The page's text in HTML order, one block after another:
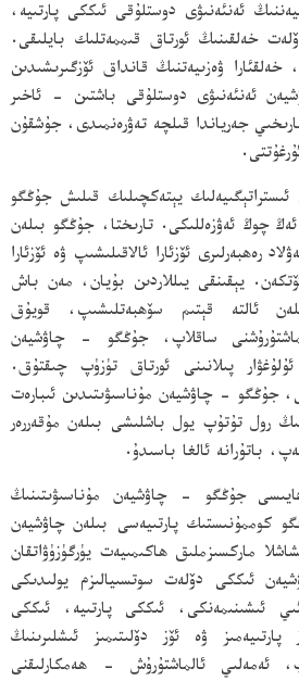
ئەنئەنىۋى دوستلۇقى ئىككى پارتىيە،
خەلقىنىڭ ئورتاق قىممەتلىك بايلىقى.
ۋەزىيەتنىڭ قانداق ئۆزگىرىشىدىن
ئەنئەنىۋى دوستلۇقى باشتىن - ئاخىر
جەرياندا قىلچە تەۋرەنمىدى، جۇشقۇن
يېتەكچىلىك قىلىش جۇڭگو
چوڭ ئەۋزەللىكى. تارىختا، جۇڭگو بىلەن
رەھبەرلىرى ئۆزئارا ئالاقىلىشىپ ۋە ئۆزئارا
يېقىنقى يىللاردىن بۇيان، مەن باش
ئالتە قېتىم سۆھبەتلىشىپ، قويۇق
ساقلاپ، جۇڭگو - چاۋشيەن
ئۇلۇغۋار پىلانىنى ئورتاق تۈزۈپ چىقتۇق.
جۇڭگو - چاۋشيەن مۇناسىۋىتىدىن ئىبارەت
رول تۇتۇپ يول باشلىشى بىلەن مۇقەررەر
باتۇرانە ئالغا باسىدۇ.
غايىسى جۇڭگو - چاۋشيەن مۇناسىۋىتىنىڭ
كوممۇنىستىك پارتىيەسى بىلەن چاۋشيەن
ماركسىزملىق ھاكىمىيەت يۈرگۈزۈۋاتقان
ئىككى دۆلەت سوتسىيالىزم يولىدىكى
ئىشىنىمەنكى، ئىككى پارتىيە، ئىككى
ۋە ئۆز دۆلىتىمىز ئىشلىرىنىڭ
ئەمەلىي ئالماشتۇرۇش - ھەمكارلىقنى